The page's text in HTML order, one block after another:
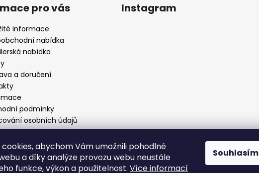
abychom Vám umožnili pohodlné
a díky analýze provozu webu neustále
funkce, výkon a použitelnost. Více informací
Souhlasím
pro vás
informace
nabídka
nabídka
a doručení
podmínky
osobních údajů
Instagram
Sledovat na Instagramu